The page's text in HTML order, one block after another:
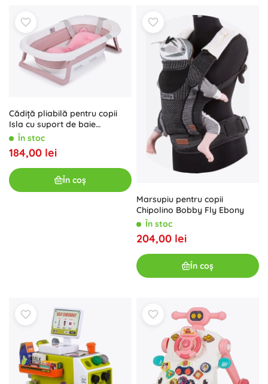
Cădiță pliabilă pentru copii
Isla cu suport de baie
Chipolino – Roz
În stoc
184,00 lei
În coș
Marsupiu pentru copii
Chipolino Bobby Fly Ebony
În stoc
204,00 lei
În coș